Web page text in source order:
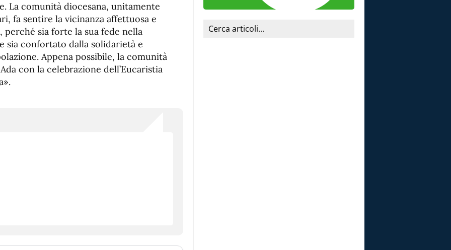
La comunità diocesana, unitamente
fa sentire la vicinanza affettuosa e
perché sia forte la sua fede nella
sia confortato dalla solidarietà e
Appena possibile, la comunità
con la celebrazione dell’Eucaristia